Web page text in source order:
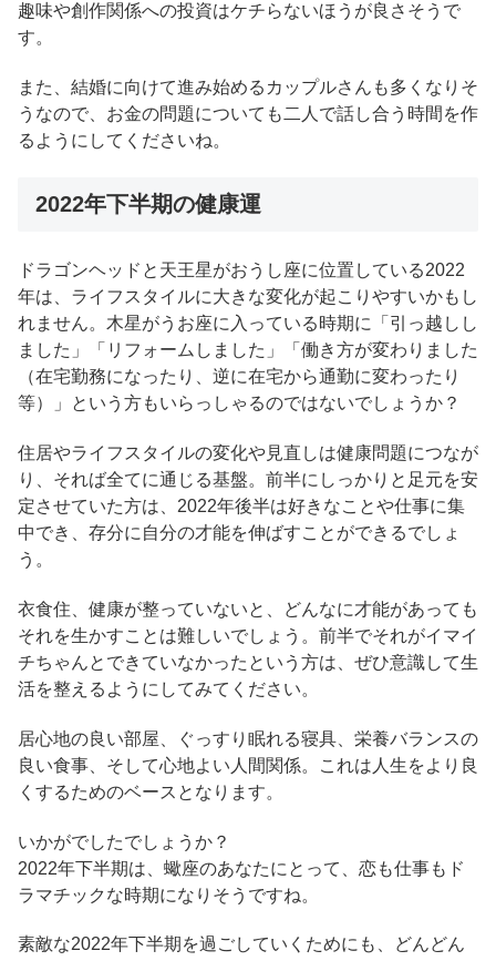
趣味や創作関係への投資はケチらないほうが良さそうで
す。
また、結婚に向けて進み始めるカップルさんも多くなりそ
うなので、お金の問題についても二人で話し合う時間を作
るようにしてくださいね。
2022年下半期の健康運
ドラゴンヘッドと天王星がおうし座に位置している2022
年は、ライフスタイルに大きな変化が起こりやすいかもし
れません。木星がうお座に入っている時期に「引っ越しし
ました」「リフォームしました」「働き方が変わりました
（在宅勤務になったり、逆に在宅から通勤に変わったり
等）」という方もいらっしゃるのではないでしょうか？
住居やライフスタイルの変化や見直しは健康問題につなが
り、それば全てに通じる基盤。前半にしっかりと足元を安
定させていた方は、2022年後半は好きなことや仕事に集
中でき、存分に自分の才能を伸ばすことができるでしょ
う。
衣食住、健康が整っていないと、どんなに才能があっても
それを生かすことは難しいでしょう。前半でそれがイマイ
チちゃんとできていなかったという方は、ぜひ意識して生
活を整えるようにしてみてください。
居心地の良い部屋、ぐっすり眠れる寝具、栄養バランスの
良い食事、そして心地よい人間関係。これは人生をより良
くするためのベースとなります。
いかがでしたでしょうか？
2022年下半期は、蠍座のあなたにとって、恋も仕事もド
ラマチックな時期になりそうですね。
素敵な2022年下半期を過ごしていくためにも、どんどん